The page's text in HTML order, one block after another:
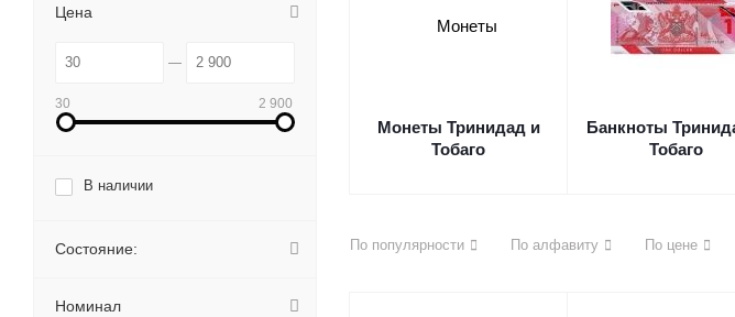
Монеты Тринидад и
Тобаго
Банкноты
Тобаго
По популярности По алфавиту По цене
Цена
30 2 900
В наличии
Состояние:
Номинал